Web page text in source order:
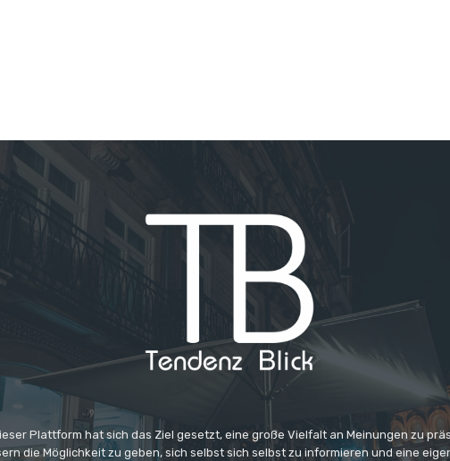
Plattform hat sich das Ziel gesetzt, eine große Vielfalt an Meinungen zu
die Möglichkeit zu geben, sich selbst sich selbst zu informieren und eine